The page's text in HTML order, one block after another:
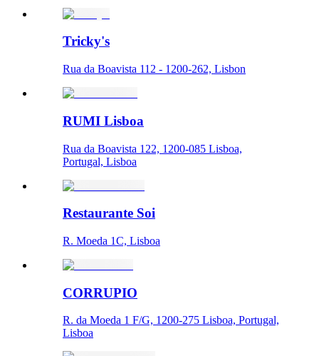
Tricky's
Rua da Boavista 112 - 1200-262, Lisbon
RUMI Lisboa
Rua da Boavista 122, 1200-085 Lisboa,
Portugal, Lisboa
Restaurante Soi
R. Moeda 1C, Lisboa
CORRUPIO
R. da Moeda 1 F/G, 1200-275 Lisboa, Portugal,
Lisboa